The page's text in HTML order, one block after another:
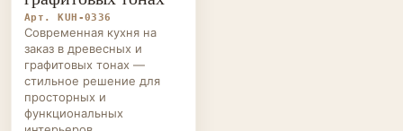
Арт. KUH-0336
Современная кухня на
заказ в древесных и
графитовых тонах —
стильное решение для
просторных и
функциональных